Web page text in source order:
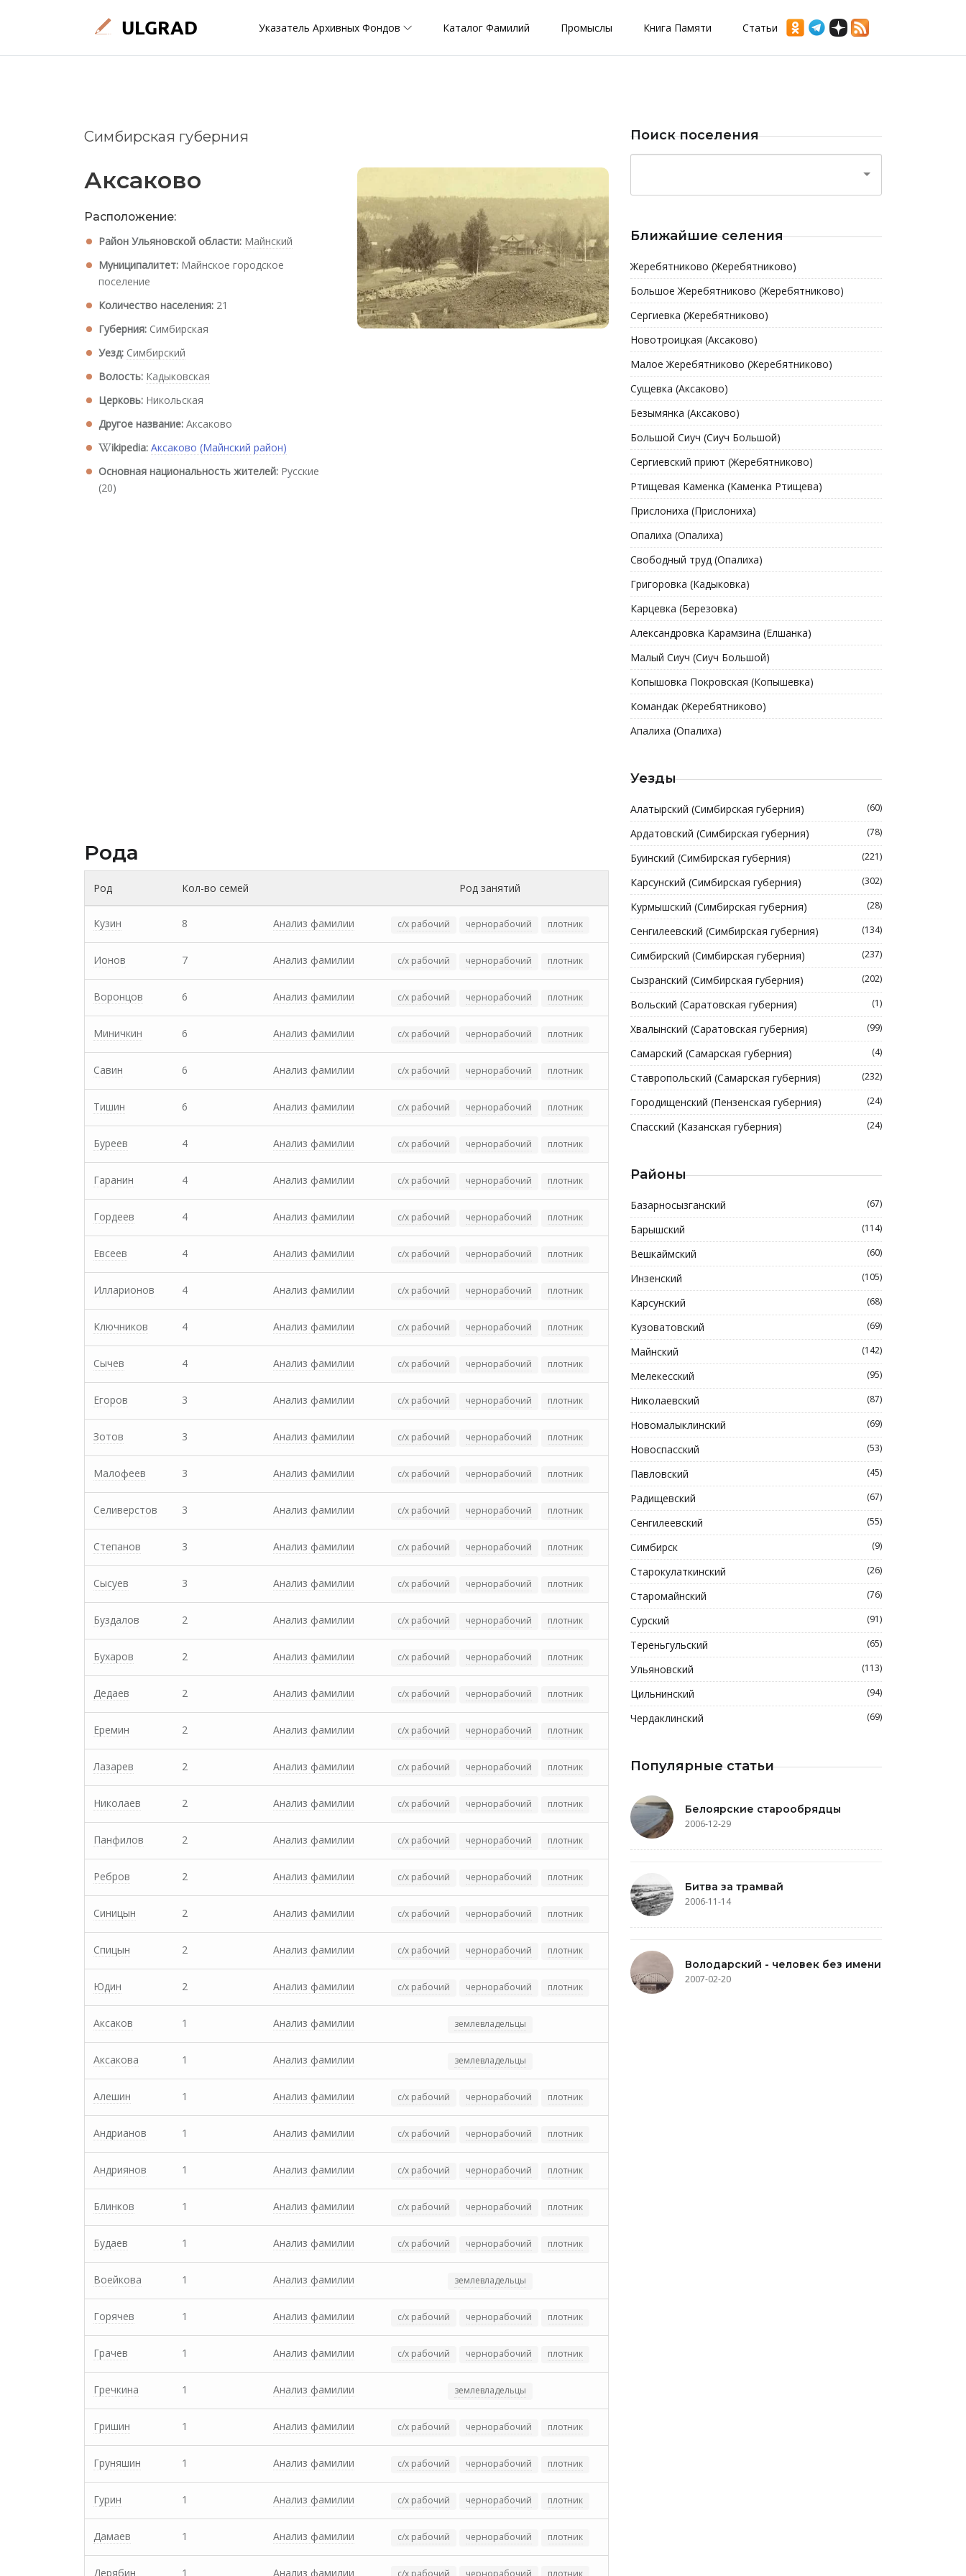
Указатель Архивных Фондов Каталог Фамилий Промыслы Книга Памяти Статьи
Симбирская губерния
Аксаково
Расположение:
Район Ульяновской области: Майнский
Муниципалитет: Майнское городское
поселение
Количество населения: 21
Губерния: Симбирская
Уезд: Симбирский
Волость: Кадыковская
Церковь: Никольская
Другое название: Аксаково
ikipedia: Аксаково (Майнский район)
Основная национальность жителей: Русские
(20)
Рода
Род Кол-во семей Род занятий
Кузин 8 Анализ фамилии с/х рабочий чернорабочий плотник
Ионов 7 Анализ фамилии с/х рабочий чернорабочий плотник
Воронцов 6 Анализ фамилии с/х рабочий чернорабочий плотник
Миничкин 6 Анализ фамилии с/х рабочий чернорабочий плотник
Савин 6 Анализ фамилии с/х рабочий чернорабочий плотник
Тишин 6 Анализ фамилии с/х рабочий чернорабочий плотник
Буреев 4 Анализ фамилии с/х рабочий чернорабочий плотник
Гаранин 4 Анализ фамилии с/х рабочий чернорабочий плотник
Гордеев 4 Анализ фамилии с/х рабочий чернорабочий плотник
Евсеев 4 Анализ фамилии с/х рабочий чернорабочий плотник
Илларионов 4 Анализ фамилии с/х рабочий чернорабочий плотник
Ключников 4 Анализ фамилии с/х рабочий чернорабочий плотник
Сычев 4 Анализ фамилии с/х рабочий чернорабочий плотник
Егоров 3 Анализ фамилии с/х рабочий чернорабочий плотник
Зотов 3 Анализ фамилии с/х рабочий чернорабочий плотник
Малофеев 3 Анализ фамилии с/х рабочий чернорабочий плотник
Селиверстов 3 Анализ фамилии с/х рабочий чернорабочий плотник
Степанов 3 Анализ фамилии с/х рабочий чернорабочий плотник
Сысуев 3 Анализ фамилии с/х рабочий чернорабочий плотник
Буздалов 2 Анализ фамилии с/х рабочий чернорабочий плотник
Бухаров 2 Анализ фамилии с/х рабочий чернорабочий плотник
Дедаев 2 Анализ фамилии с/х рабочий чернорабочий плотник
Еремин 2 Анализ фамилии с/х рабочий чернорабочий плотник
Лазарев 2 Анализ фамилии с/х рабочий чернорабочий плотник
Николаев 2 Анализ фамилии с/х рабочий чернорабочий плотник
Панфилов 2 Анализ фамилии с/х рабочий чернорабочий плотник
Ребров 2 Анализ фамилии с/х рабочий чернорабочий плотник
Синицын 2 Анализ фамилии с/х рабочий чернорабочий плотник
Спицын 2 Анализ фамилии с/х рабочий чернорабочий плотник
Юдин 2 Анализ фамилии с/х рабочий чернорабочий плотник
Аксаков 1 Анализ фамилии землевладельцы
Аксакова 1 Анализ фамилии землевладельцы
Алешин 1 Анализ фамилии с/х рабочий чернорабочий плотник
Андрианов 1 Анализ фамилии с/х рабочий чернорабочий плотник
Андриянов 1 Анализ фамилии с/х рабочий чернорабочий плотник
Блинков 1 Анализ фамилии с/х рабочий чернорабочий плотник
Будаев 1 Анализ фамилии с/х рабочий чернорабочий плотник
Воейкова 1 Анализ фамилии землевладельцы
Горячев 1 Анализ фамилии с/х рабочий чернорабочий плотник
Грачев 1 Анализ фамилии с/х рабочий чернорабочий плотник
Гречкина 1 Анализ фамилии землевладельцы
Гришин 1 Анализ фамилии с/х рабочий чернорабочий плотник
Груняшин 1 Анализ фамилии с/х рабочий чернорабочий плотник
Гурин 1 Анализ фамилии с/х рабочий чернорабочий плотник
Дамаев 1 Анализ фамилии с/х рабочий чернорабочий плотник
Дерябин 1 Анализ фамилии с/х рабочий чернорабочий плотник
Поиск поселения
Ближайшие селения
Жеребятниково (Жеребятниково)
Большое Жеребятниково (Жеребятниково)
Сергиевка (Жеребятниково)
Новотроицкая (Аксаково)
Малое Жеребятниково (Жеребятниково)
Сущевка (Аксаково)
Безымянка (Аксаково)
Большой Сиуч (Сиуч Большой)
Сергиевский приют (Жеребятниково)
Ртищевая Каменка (Каменка Ртищева)
Прислониха (Прислониха)
Опалиха (Опалиха)
Свободный труд (Опалиха)
Григоровка (Кадыковка)
Карцевка (Березовка)
Александровка Карамзина (Елшанка)
Малый Сиуч (Сиуч Большой)
Копышовка Покровская (Копышевка)
Командак (Жеребятниково)
Апалиха (Опалиха)
Уезды
Алатырский (Симбирская губерния) (60)
Ардатовский (Симбирская губерния) (78)
Буинский (Симбирская губерния) (221)
Карсунский (Симбирская губерния) (302)
Курмышский (Симбирская губерния) (28)
Сенгилеевский (Симбирская губерния) (134)
Симбирский (Симбирская губерния) (237)
Сызранский (Симбирская губерния) (202)
Вольский (Саратовская губерния) (1)
Хвалынский (Саратовская губерния) (99)
Самарский (Самарская губерния) (4)
Ставропольский (Самарская губерния) (232)
Городищенский (Пензенская губерния) (24)
Спасский (Казанская губерния) (24)
Районы
Базарносызганский (67)
Барышский (114)
Вешкаймский (60)
Инзенский (105)
Карсунский (68)
Кузоватовский (69)
Майнский (142)
Мелекесский (95)
Николаевский (87)
Новомалыклинский (69)
Новоспасский (53)
Павловский (45)
Радищевский (67)
Сенгилеевский (55)
Симбирск (9)
Старокулаткинский (26)
Старомайнский (76)
Сурский (91)
Тереньгульский (65)
Ульяновский (113)
Цильнинский (94)
Чердаклинский (69)
Популярные статьи
Белоярские старообрядцы
2006-12-29
Битва за трамвай
2006-11-14
Володарский - человек без имени
2007-02-20